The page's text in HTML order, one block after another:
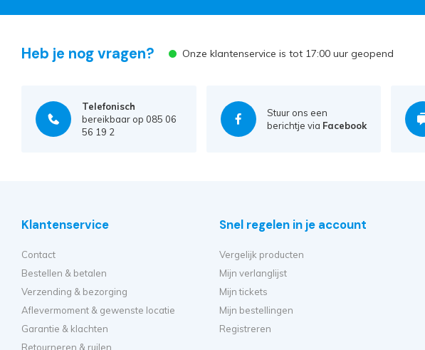
Heb je nog vragen? Onze klantenservice is tot 17:00 uur geopend
Telefonisch
bereikbaar op 085 06
56 19 2
Stuur ons een
berichtje via Facebook
Klantenservice
Contact
Bestellen & betalen
Verzending & bezorging
Aflevermoment & gewenste locatie
Garantie & klachten
Retourneren & ruilen
Snel regelen in je account
Vergelijk producten
Mijn verlanglijst
Mijn tickets
Mijn bestellingen
Registreren